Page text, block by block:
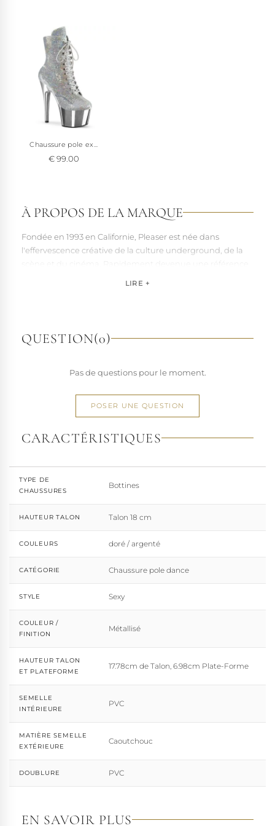
démarche absolument hypnotique !
Conseil d'achat :Pour choisir votre taille avec précision, consultez
nos tableaux de mesures en bas de page.
Voir à 360°
Chaussure pole ex...
€ 99.00
À PROPOS DE LA MARQUE
Fondée en 1993 en Californie, Pleaser est née dans
l'effervescence créative de la culture underground, de la
elle a étendu son savoir-faire à d'autres univers. Pleaser est
aujourd'hui distribuée dans 110 pays.
de la mode, Pleaser propose des collections ultra féminines
une large gamme de pointures. Parce qu'un style ne
devrait jamais se réduire à une question de centimètres, la
marque défend une idée simple : permettre à chacun
d'exprimer, sans contrainte, qui il veut être.
LIRE +
QUESTION(0)
Pas de questions pour le moment.
POSER UNE QUESTION
CARACTÉRISTIQUES
TYPE DE
CHAUSSURES
Bottines
HAUTEUR TALON Talon 18 cm
COULEURS doré / argenté
CATÉGORIE Chaussure pole dance
STYLE Sexy
COULEUR /
FINITION
Métallisé
HAUTEUR TALON
ET PLATEFORME
17.78cm de Talon, 6.98cm Plate-Forme
SEMELLE
INTÉRIEURE
PVC
MATIÈRE SEMELLE
EXTÉRIEURE
Caoutchouc
DOUBLURE PVC
EN SAVOIR PLUS